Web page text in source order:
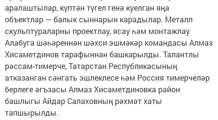
аралаштылар, күптән түгел генә куелган яңа
объектлар — балык сыннарын карадылар. Металл
скульптураларны проектлау, ясау һәм монтажлау
Алабуга шәһәреннән шәхси эшмәкәр командасы Алмаз
Хисаметдинов тарафыннан башкарылды. Талантлы
рәссам-тимерче, Татарстан Республикасының
атказанган сәнгать эшлеклесе һәм Россия тимерчеләр
берлеге әгъзасы Алмаз Хисаметдиновка район
башлыгы Айдар Салаховның рәхмәт хаты
тапшырылды.